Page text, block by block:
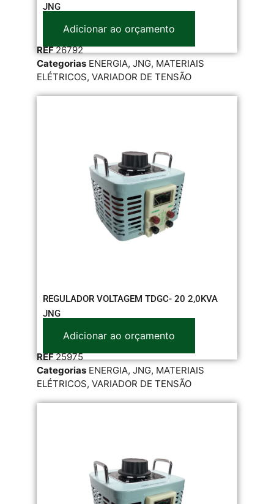
JNG
Adicionar ao orçamento
REF26792
Categorias ENERGIA, JNG, MATERIAIS
ELÉTRICOS, VARIADOR DE TENSÃO
REGULADOR VOLTAGEM TDGC- 20 2,0KVA
JNG
Adicionar ao orçamento
REF25975
Categorias ENERGIA, JNG, MATERIAIS
ELÉTRICOS, VARIADOR DE TENSÃO